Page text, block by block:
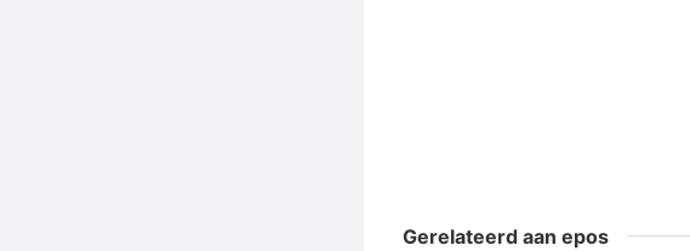
Gerelateerd aan epos